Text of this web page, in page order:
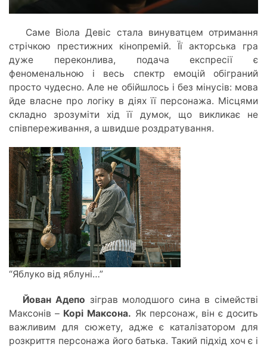
Саме Віола Девіс стала винуватцем отримання
стрічкою престижних кінопремій. Її акторська гра
дуже переконлива, подача експресії є
феноменальною і весь спектр емоцій обіграний
просто чудесно. Але не обійшлось і без мінусів: мова
йде власне про логіку в діях її персонажа. Місцями
складно зрозуміти хід її думок, що викликає не
співпереживання, а швидше роздратування.
“Яблуко від яблуні…”
Йован Адепо зіграв молодшого сина в сімействі
Максонів – Корі Максона. Як персонаж, він є досить
важливим для сюжету, адже є каталізатором для
розкриття персонажа його батька. Такий підхід хоч є і